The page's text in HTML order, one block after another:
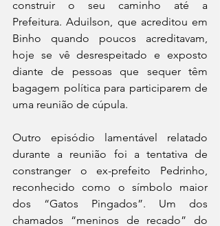
construir o seu caminho até a
Prefeitura. Aduilson, que acreditou em
Binho quando poucos acreditavam,
hoje se vê desrespeitado e exposto
diante de pessoas que sequer têm
bagagem política para participarem de
uma reunião de cúpula.
Outro episódio lamentável relatado
durante a reunião foi a tentativa de
constranger o ex-prefeito Pedrinho,
reconhecido como o símbolo maior
dos “Gatos Pingados”. Um dos
chamados “meninos de recado” do